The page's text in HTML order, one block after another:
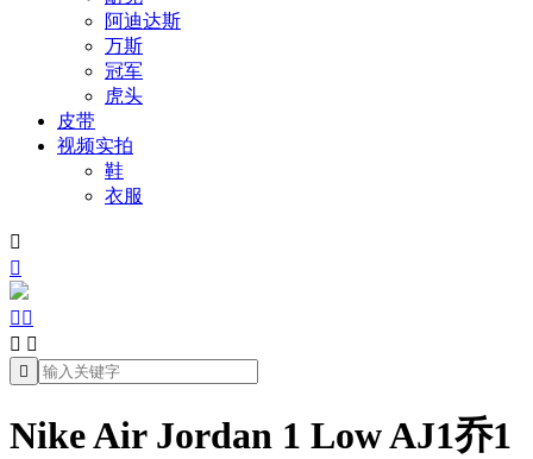
阿迪达斯
万斯
冠军
虎头
皮带
视频实拍
鞋
衣服


 
 

Nike Air Jordan 1 Low AJ1乔1